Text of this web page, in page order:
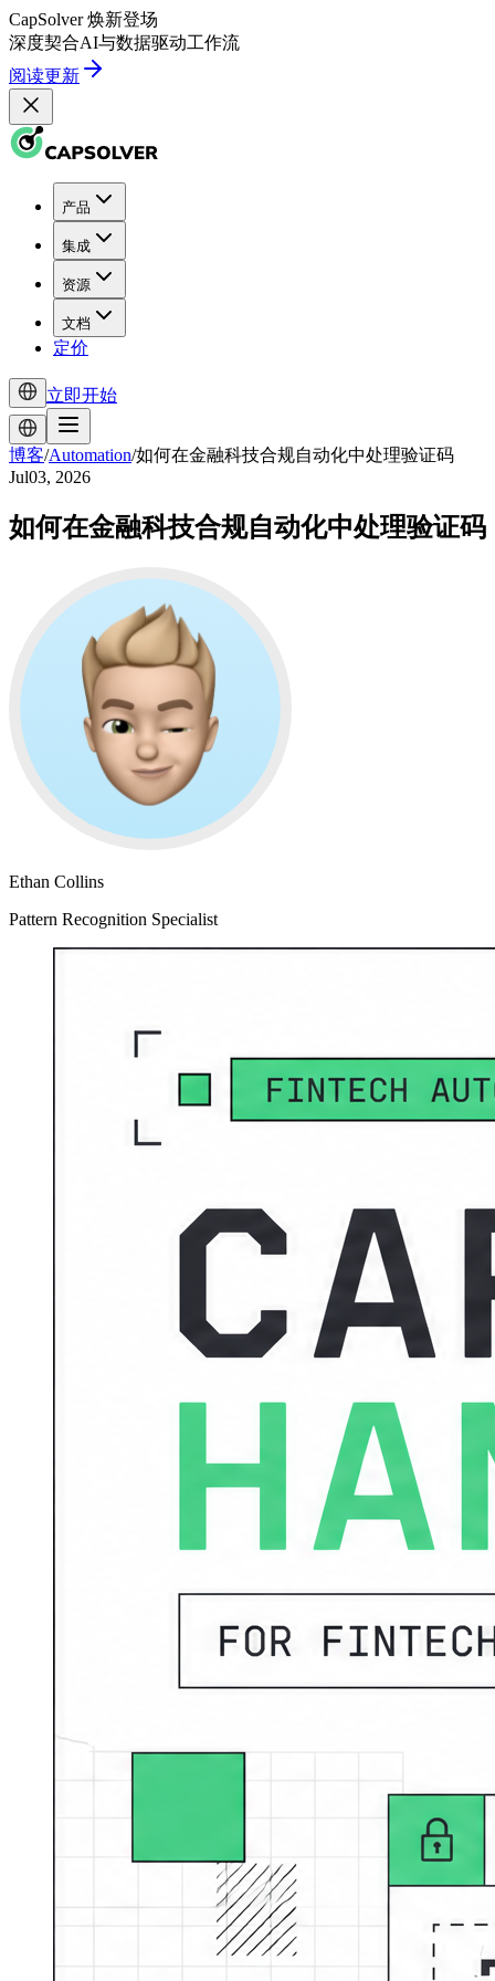
CapSolver 焕新登场
深度契合AI与数据驱动工作流
阅读更新
产品
集成
资源
文档
定价
立即开始
博客/Automation/如何在金融科技合规自动化中处理验证码
Jul03, 2026
如何在金融科技合规自动化中处理验证码
Ethan Collins
Pattern Recognition Specialist